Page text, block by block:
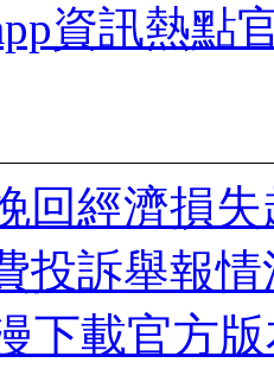
資訊熱點
回經濟損
投訴舉報
下載官方